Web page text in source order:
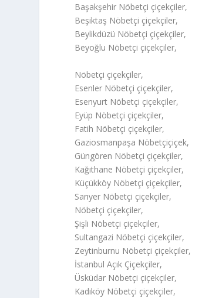
Başakşehir Nöbetçi çiçekçiler,
Beşiktaş Nöbetçi çiçekçiler,
Beylikdüzü Nöbetçi çiçekçiler,
Beyoğlu Nöbetçi çiçekçiler,
Nöbetçi çiçekçiler,
Esenler Nöbetçi çiçekçiler,
Esenyurt Nöbetçi çiçekçiler,
Eyüp Nöbetçi çiçekçiler,
Fatih Nöbetçi çiçekçiler,
Gaziosmanpaşa Nöbetçiçiçek,
Güngören Nöbetçi çiçekçiler,
Kağıthane Nöbetçi çiçekçiler,
Küçükköy Nöbetçi çiçekçiler,
Sarıyer Nöbetçi çiçekçiler,
Nöbetçi çiçekçiler,
Şişli Nöbetçi çiçekçiler,
Sultangazi Nöbetçi çiçekçiler,
Zeytinburnu Nöbetçi çiçekçiler,
İstanbul Açık Çiçekçiler,
Üsküdar Nöbetçi çiçekçiler,
Kadıköy Nöbetçi çiçekçiler,